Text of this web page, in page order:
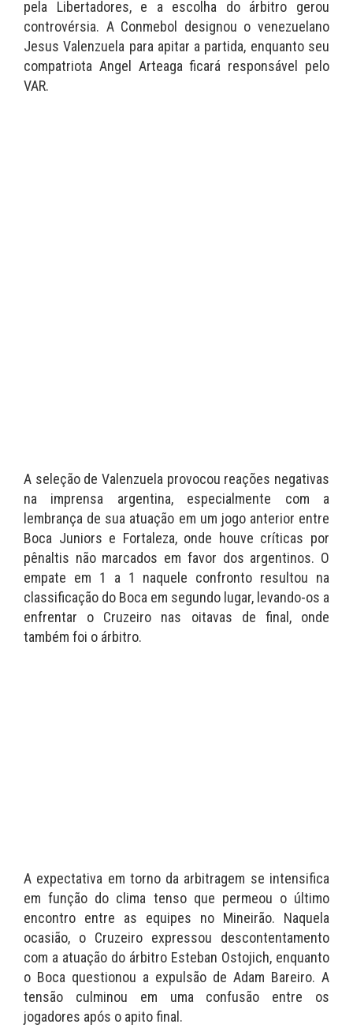
pela Libertadores, e a escolha do árbitro gerou
controvérsia. A Conmebol designou o venezuelano
Jesus Valenzuela para apitar a partida, enquanto seu
compatriota Angel Arteaga ficará responsável pelo
VAR.
A seleção de Valenzuela provocou reações negativas
na imprensa argentina, especialmente com a
lembrança de sua atuação em um jogo anterior entre
Boca Juniors e Fortaleza, onde houve críticas por
pênaltis não marcados em favor dos argentinos. O
empate em 1 a 1 naquele confronto resultou na
classificação do Boca em segundo lugar, levando-os a
enfrentar o Cruzeiro nas oitavas de final, onde
também foi o árbitro.
A expectativa em torno da arbitragem se intensifica
em função do clima tenso que permeou o último
encontro entre as equipes no Mineirão. Naquela
ocasião, o Cruzeiro expressou descontentamento
com a atuação do árbitro Esteban Ostojich, enquanto
o Boca questionou a expulsão de Adam Bareiro. A
tensão culminou em uma confusão entre os
jogadores após o apito final.